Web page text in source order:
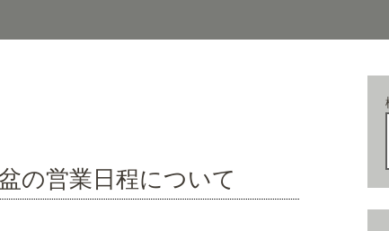
の営業日程について